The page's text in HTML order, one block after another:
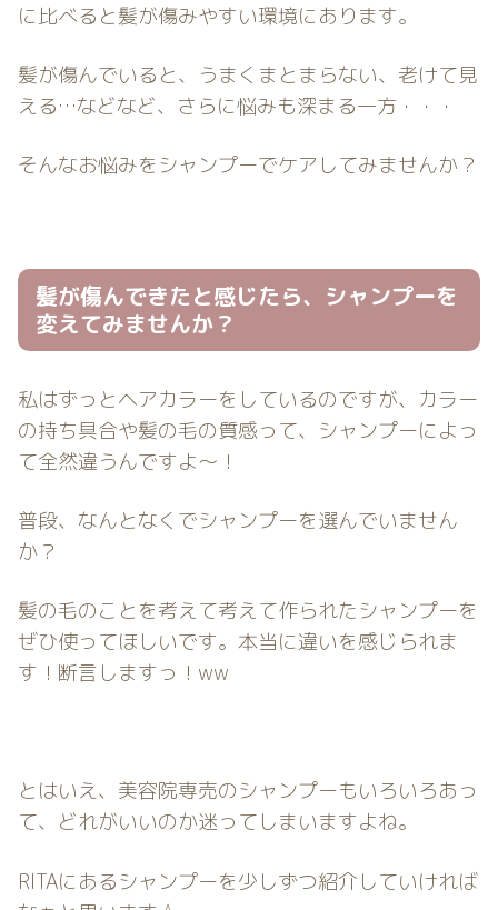
に比べると髪が傷みやすい環境にあります。
髪が傷んでいると、うまくまとまらない、老けて見
える…などなど、さらに悩みも深まる一方・・・
そんなお悩みをシャンプーでケアしてみませんか？
髪が傷んできたと感じたら、シャンプーを
変えてみませんか？
私はずっとヘアカラーをしているのですが、カラー
の持ち具合や髪の毛の質感って、シャンプーによっ
て全然違うんですよ〜！
普段、なんとなくでシャンプーを選んでいません
か？
髪の毛のことを考えて考えて作られたシャンプーを
ぜひ使ってほしいです。本当に違いを感じられま
す！断言しますっ！ww
とはいえ、美容院専売のシャンプーもいろいろあっ
て、どれがいいのか迷ってしまいますよね。
RITAにあるシャンプーを少しずつ紹介していければ